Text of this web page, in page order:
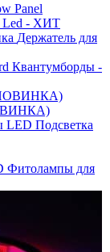
Panel
Led - ХИТ
Держатель для
Квантумборды -
Подсветка
Фитолампы для